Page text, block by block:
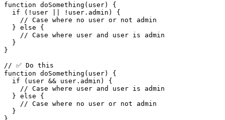
function doSomething(user) {
if (!user || !user.admin) {
// Case where no user or not admin
} else {
// Case where user and user is admin
}
}
function doSomething(user) {
if (user && user.admin) {
// Case where user and user is admin
} else {
// Case where no user or not admin
}